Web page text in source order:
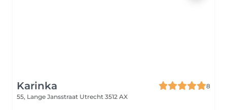
Karinka
8
55, Lange Jansstraat Utrecht 3512 AX